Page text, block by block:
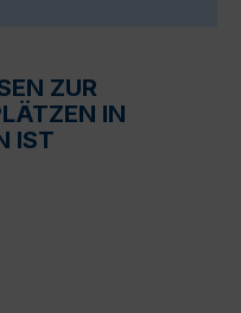
ZUR
IN
IST